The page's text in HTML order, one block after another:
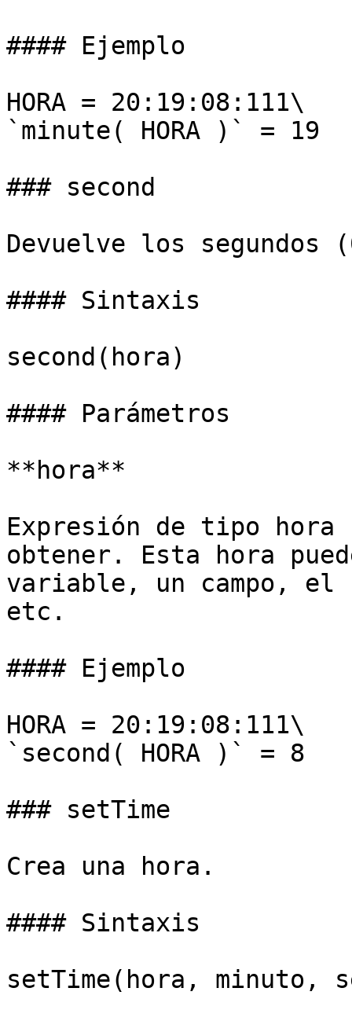
#### Ejemplo
HORA = 20:19:08:111\
`minute( HORA )` = 19
### second
Devuelve los
#### Sintaxis
second(hora)
#### Parámetros
**hora**
Expresión de tipo hora
obtener. Esta hora
variable, un campo, el
etc.
#### Ejemplo
HORA = 20:19:08:111\
`second( HORA )` = 8
### setTime
Crea una hora.
#### Sintaxis
setTime(hora, minuto,